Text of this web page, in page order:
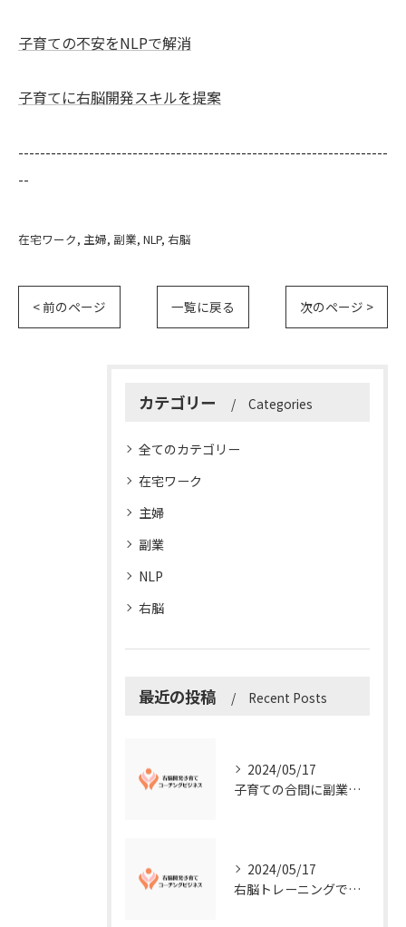
子育ての不安をNLPで解消
子育てに右脳開発スキルを提案
--------------------------------------------------------------------
--
在宅ワーク 主婦 副業 NLP 右脳
< 前のページ 一覧に戻る 次のページ >
カテゴリー Categories
全てのカテゴリー
在宅ワーク
主婦
副業
NLP
右脳
最近の投稿 Recent Posts
2024/05/17
子育ての合間に副業コーチングで収入アップ！右脳開発子育てコーチングビジネスの可能性とは？
2024/05/17
右脳トレーニングで視覚的センスを磨こう！